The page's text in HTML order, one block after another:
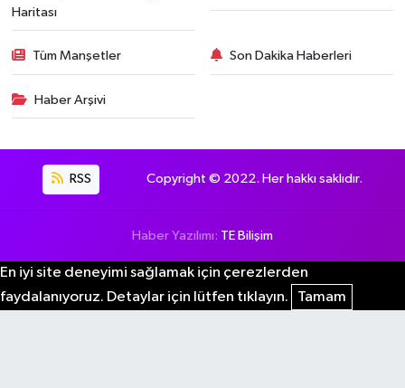
Haritası
Tüm Manşetler Son Dakika Haberleri
Haber Arşivi
RSS Copyright © 2022. Her hakkı saklıdır.
Haber Yazılımı: TE Bilişim
En iyi site deneyimi sağlamak için çerezlerden
faydalanıyoruz. Detaylar için lütfen tıklayın.
Tamam